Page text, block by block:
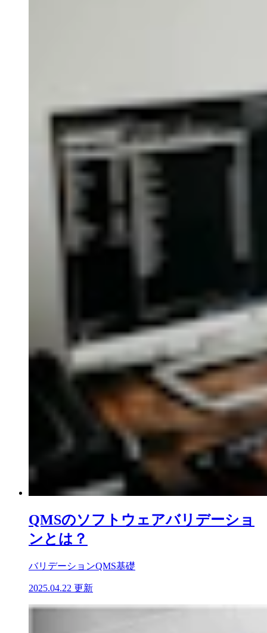
QMSのソフトウェアバリデーショ
ンとは？
バリデーションQMS基礎
2025.04.22 更新